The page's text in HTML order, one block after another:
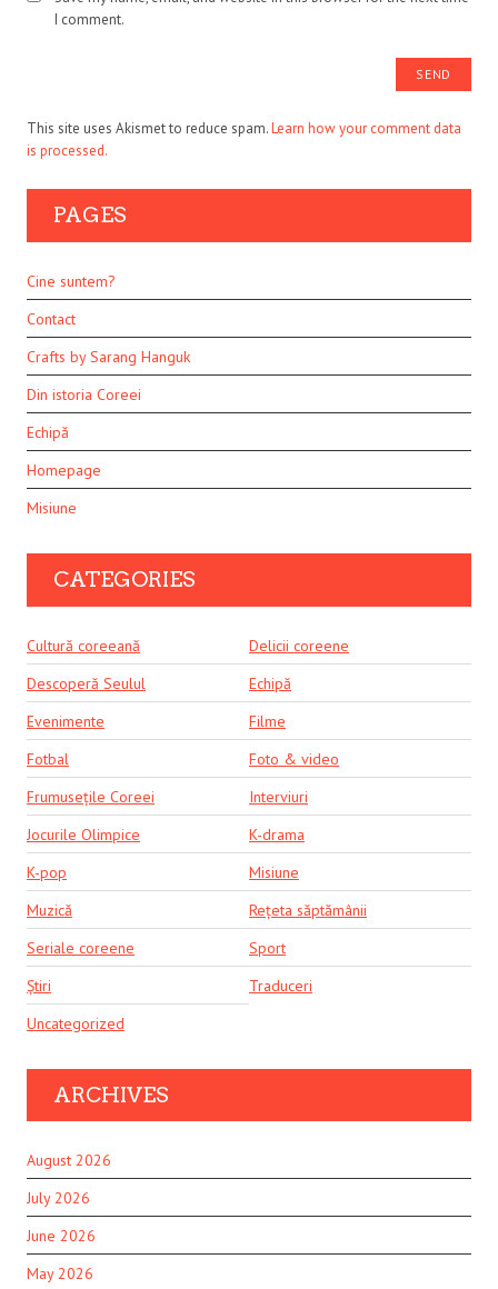
I comment.
This site uses Akismet to reduce spam.Learn how your comment data
is processed.
PAGES
Cine suntem?
Contact
Crafts by Sarang Hanguk
Din istoria Coreei
Echipă
Homepage
Misiune
CATEGORIES
Cultură coreeană
Delicii coreene
Descoperă Seulul
Echipă
Evenimente
Filme
Fotbal
Foto & video
Frumusețile Coreei
Interviuri
Jocurile Olimpice
K-drama
K-pop
Misiune
Muzică
Rețeta săptămânii
Seriale coreene
Sport
Știri
Traduceri
Uncategorized
ARCHIVES
August 2026
July 2026
June 2026
May 2026